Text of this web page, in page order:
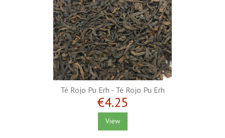
Té Rojo Pu Erh - Té Rojo Pu Erh
€4.25
View